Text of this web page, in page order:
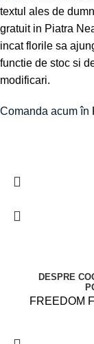
textul ales de
gratuit in Piatra
incat florile sa
functie de stoc si
modificari.
Comanda acum în
DESPRE
FREEDOM